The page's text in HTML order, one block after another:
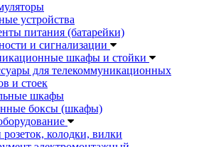
устройства
питания (батарейки)
и сигнализации
шкафы и стойки
для телекоммуникационных
и стоек
шкафы
боксы (шкафы)
розеток, колодки, вилки